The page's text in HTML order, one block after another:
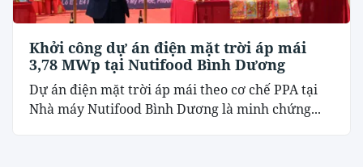
Khởi công dự án điện mặt trời áp mái
3,78 MWp tại Nutifood Bình Dương
Dự án điện mặt trời áp mái theo cơ chế PPA tại
Nhà máy Nutifood Bình Dương là minh chứng...